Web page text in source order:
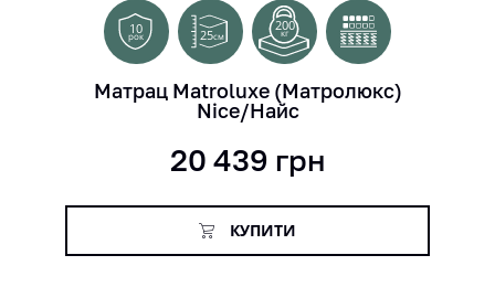
10
рок 25см
200
кг
Матрац Matroluxe (Матролюкс)
Nice/Найс
20 439 грн
КУПИТИ